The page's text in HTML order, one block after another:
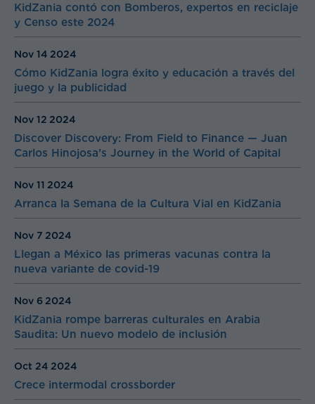
KidZania contó con Bomberos, expertos en reciclaje
y Censo este 2024
Cómo KidZania logra éxito y educación a través del
juego y la publicidad
Nov 14 2024
Discover Discovery: From Field to Finance — Juan
Carlos Hinojosa’s Journey in the World of Capital
Nov 12 2024
Arranca la Semana de la Cultura Vial en KidZania
Nov 11 2024
Llegan a México las primeras vacunas contra la
nueva variante de covid-19
Nov 7 2024
KidZania rompe barreras culturales en Arabia
Saudita: Un nuevo modelo de inclusión
Nov 6 2024
Crece intermodal crossborder
Oct 24 2024